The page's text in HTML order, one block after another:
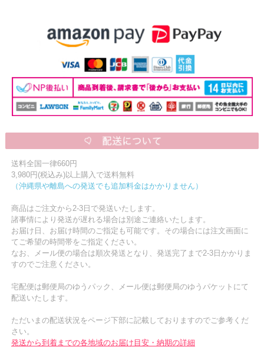
送料全国一律660円
3,980円(税込み)以上購入で送料無料
（沖縄県や離島への発送でも追加料金はかかりません）
商品はご注文から2-3日で発送いたします。
諸事情により発送が遅れる場合は別途ご連絡いたします。
お届け日、お届け時間のご指定も可能です。その場合には注文画面に
てご希望の時間帯をご指定ください。
なお、メール便の場合は順次発送となり、発送完了まで2-3日かかりま
すのでご注意ください。
宅配便は郵便局のゆうパック、メール便は郵便局のゆうパケットにて
配送いたします。
ただいまの配送状況をページ下部に記載しておりますのでご参考くだ
さい。
発送から到着までの各地域のお届け目安・納期の詳細